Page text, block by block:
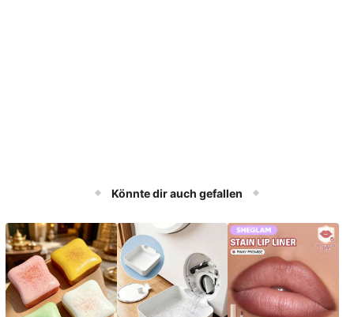
Könnte dir auch gefallen